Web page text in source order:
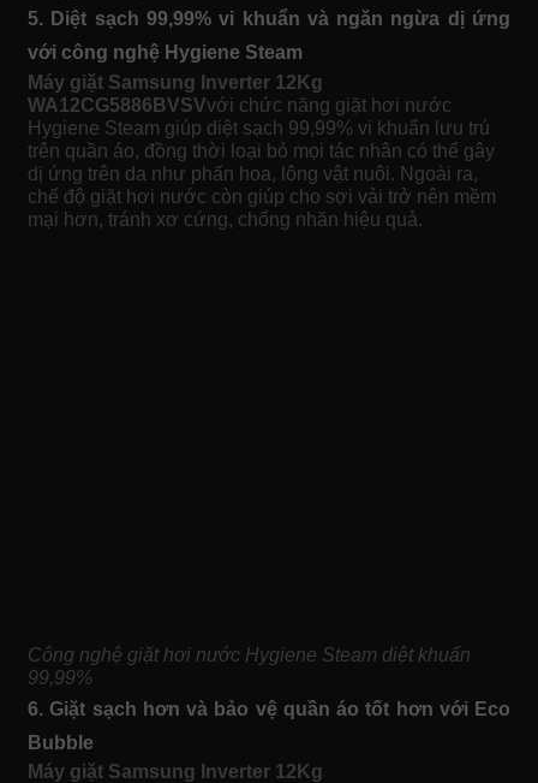
5. Diệt sạch 99,99% vi khuẩn và ngăn ngừa dị ứng
với công nghệ Hygiene Steam
Máy giặt Samsung Inverter 12Kg
WA12CG5886BVSVvới chức năng giặt hơi nước
Hygiene Steam giúp diệt sạch 99,99% vi khuẩn lưu trú
trên quần áo, đồng thời loại bỏ mọi tác nhân có thể gây
dị ứng trên da như phấn hoa, lông vật nuôi. Ngoài ra,
chế độ giặt hơi nước còn giúp cho sợi vải trở nên mềm
mại hơn, tránh xơ cứng, chống nhăn hiệu quả.
Công nghệ giặt hơi nước Hygiene Steam diệt khuẩn
99,99%
6. Giặt sạch hơn và bảo vệ quần áo tốt hơn với Eco
Bubble
Máy giặt Samsung Inverter 12Kg